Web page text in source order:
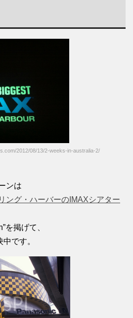
2012/08/13/2-weeks-in-australia-2/
ンは
ング・ハーバーのIMAXシアター
を掲げて、
です。